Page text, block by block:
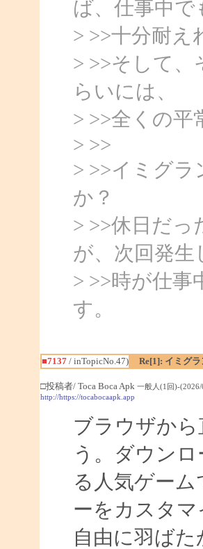
ば、仕事中で
> >>十分耐え
> >>そして、
らいには、
> >>全くの平
> >>
> >>イミグ
か？
> >>休日だ
が、次回発生
> >>時が仕
す。
■7137/ inTopicNo.47) Re[1]: イミグラ
□投稿者/ Toca Boca Apk 一般人(1回)-
http://https://tocabocaapk.app
ブラウザから
う。ダウン
る人気ゲー
ーをカスタ
自由に羽ば